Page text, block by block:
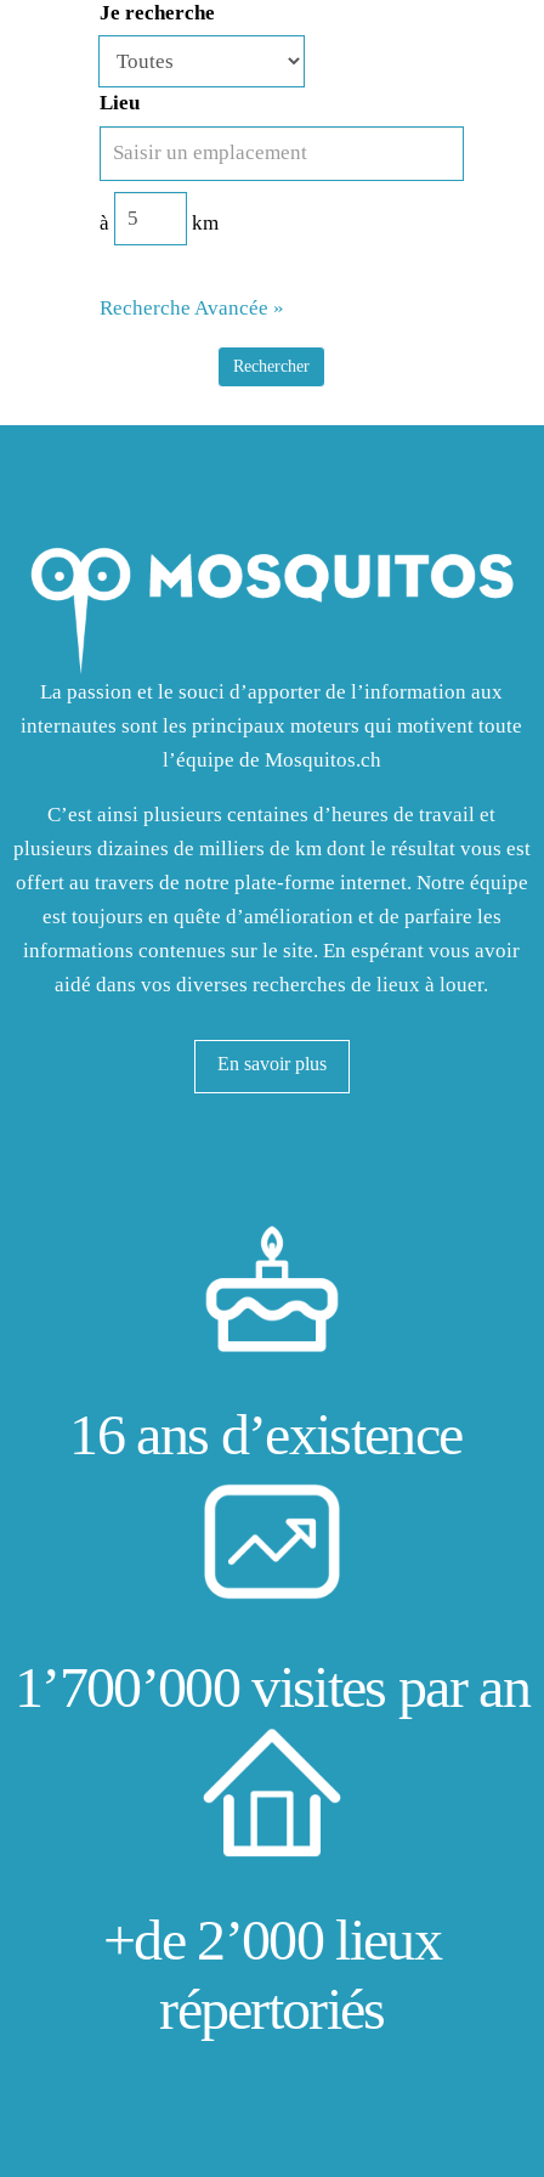
Je recherche
Lieu
à km
Recherche Avancée »
La passion et le souci d’apporter de l’information aux
internautes sont les principaux moteurs qui motivent toute
l’équipe de Mosquitos.ch
C’est ainsi plusieurs centaines d’heures de travail et
plusieurs dizaines de milliers de km dont le résultat vous est
offert au travers de notre plate-forme internet. Notre équipe
est toujours en quête d’amélioration et de parfaire les
informations contenues sur le site. En espérant vous avoir
aidé dans vos diverses recherches de lieux à louer.
En savoir plus
16 ans d’existence
1’700’000 visites par an
+de 2’000 lieux
répertoriés